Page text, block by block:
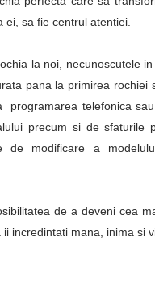
sa fie centrul atentiei.
la noi, necunoscutele
pana la primirea rochiei
programarea telefonica
precum si de sfaturile
de modificare a
de a deveni cea
incredintati mana, inima si